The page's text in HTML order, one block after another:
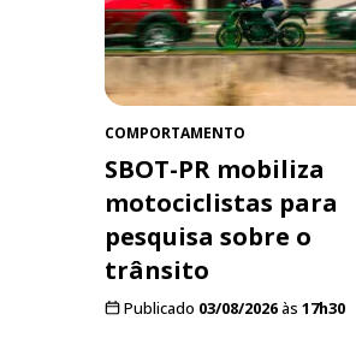
COMPORTAMENTO
SBOT-PR mobiliza
motociclistas para
pesquisa sobre o
trânsito
Publicado 03/08/2026às 17h30